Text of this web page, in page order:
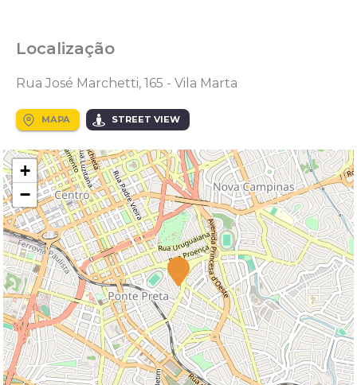
Localização
Rua José Marchetti, 165 - Vila Marta
MAPA STREET VIEW
+
−